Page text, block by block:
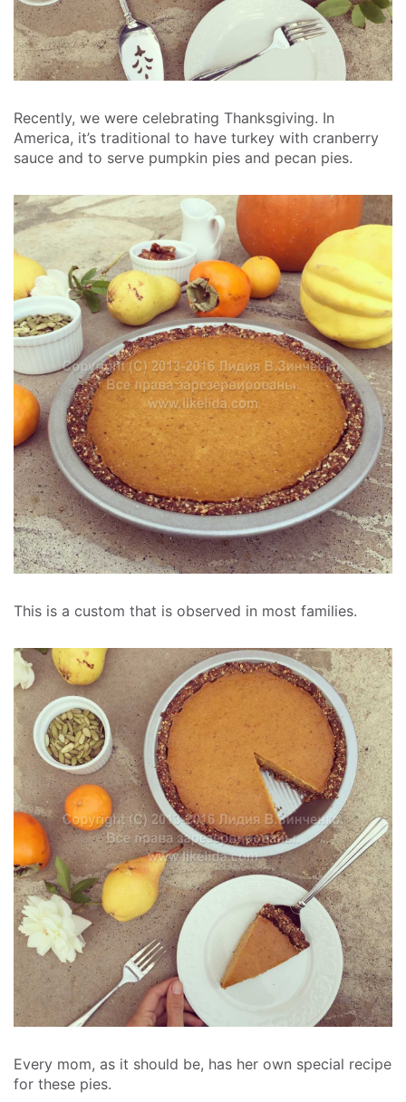
Recently, we were celebrating Thanksgiving. In
America, it’s traditional to have turkey with cranberry
sauce and to serve pumpkin pies and pecan pies.
This is a custom that is observed in most families.
Every mom, as it should be, has her own special recipe
for these pies.